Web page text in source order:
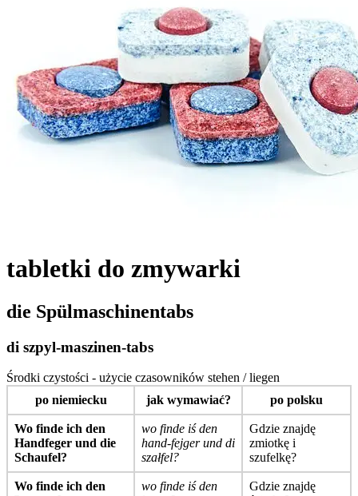
tabletki do zmywarki
die Spülmaschinentabs
di szpyl-maszinen-tabs
Środki czystości - użycie czasowników stehen / liegen
po niemiecku
jak wymawiać? po polsku
Wo finde ich den
Handfeger und die
Schaufel?
wo finde iś den
hand-fejger und di
szałfel?
Gdzie znajdę
zmiotkę i
szufelkę?
Wo finde ich den
wo finde iś den
Gdzie znajdę